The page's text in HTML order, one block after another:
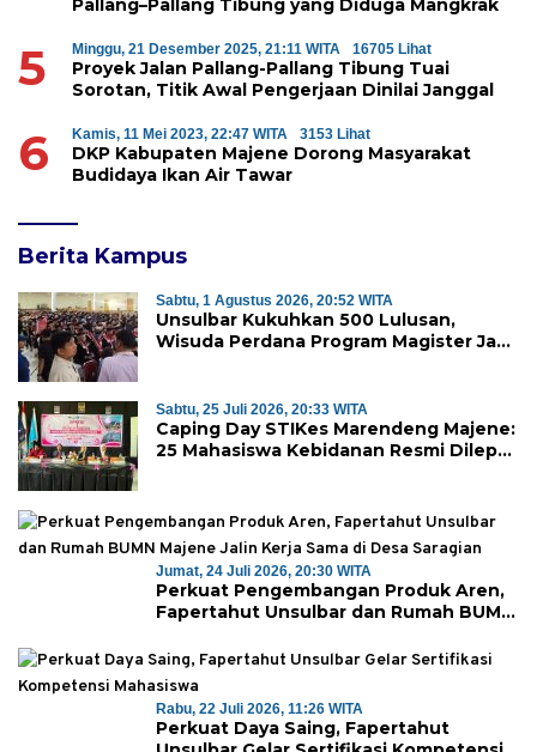
Pallang–Pallang Tibung yang Diduga Mangkrak
5 Minggu, 21 Desember 2025, 21:11 WITA 16705 Lihat
Proyek Jalan Pallang-Pallang Tibung Tuai
Sorotan, Titik Awal Pengerjaan Dinilai Janggal
6 Kamis, 11 Mei 2023, 22:47 WITA 3153 Lihat
DKP Kabupaten Majene Dorong Masyarakat
Budidaya Ikan Air Tawar
Berita Kampus
Sabtu, 1 Agustus 2026, 20:52 WITA
Unsulbar Kukuhkan 500 Lulusan,
Wisuda Perdana Program Magister Jadi
Sabtu, 25 Juli 2026, 20:33 WITA
Caping Day STIKes Marendeng Majene:
25 Mahasiswa Kebidanan Resmi Dilepas
Jumat, 24 Juli 2026, 20:30 WITA
Perkuat Pengembangan Produk Aren,
Fapertahut Unsulbar dan Rumah BUMN
Saragian
Rabu, 22 Juli 2026, 11:26 WITA
Perkuat Daya Saing, Fapertahut